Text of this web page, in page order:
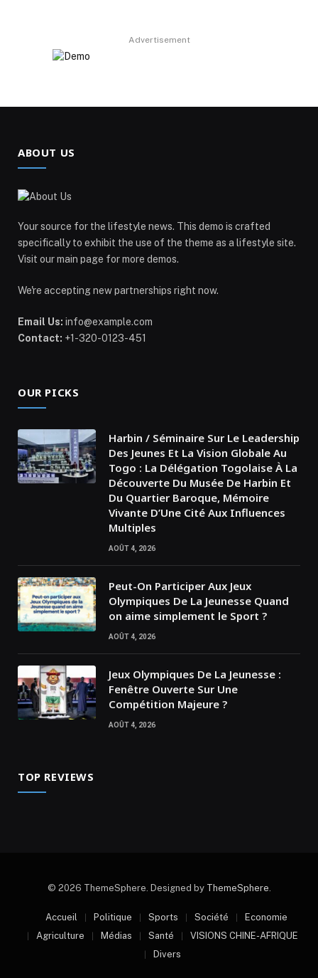
Advertisement
ABOUT US
Your source for the lifestyle news. This demo is crafted
specifically to exhibit the use of the theme as a lifestyle site.
Visit our main page for more demos.
We're accepting new partnerships right now.
Email Us: info@example.com
Contact: +1-320-0123-451
OUR PICKS
Harbin / Séminaire Sur Le Leadership
Des Jeunes Et La Vision Globale Au
Togo : La Délégation Togolaise À La
Découverte Du Musée De Harbin Et
Du Quartier Baroque, Mémoire
Vivante D’Une Cité Aux Influences
Multiples
AOÛT 4, 2026
Peut-On Participer Aux Jeux
Olympiques De La Jeunesse Quand
on aime simplement le Sport ?
AOÛT 4, 2026
Jeux Olympiques De La Jeunesse :
Fenêtre Ouverte Sur Une
Compétition Majeure ?
AOÛT 4, 2026
TOP REVIEWS
© 2026 ThemeSphere. Designed by ThemeSphere
Accueil Politique Sports Société
Economie
Agriculture
Médias Santé
VISIONS CHINE-AFRIQUE
Divers